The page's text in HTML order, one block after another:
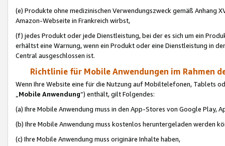
(e) Produkte ohne medizinischen Verwendungszweck gemäß Anhang
Amazon-Webseite in Frankreich wirbst,
(f) jedes Produkt oder jede Dienstleistung, bei der es sich um ein
erhältst eine Warnung, wenn ein Produkt oder eine Dienstleistung in
Central ausgeschlossen ist.
Richtlinie für Mobile Anwendungen im Rahmen
Wenn Ihre Website eine für die Nutzung auf Mobiltelefonen, Tablets
„Mobile Anwendung“) enthält, gilt Folgendes:
(a) Ihre Mobile Anwendung muss in den App-Stores von Google Play,
(b) Ihre Mobile Anwendung muss kostenlos heruntergeladen werden
(c) Ihre Mobile Anwendung muss originäre Inhalte haben,